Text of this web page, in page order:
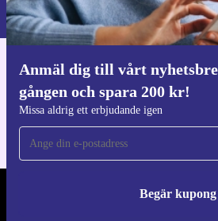
Anmäl dig till vårt
gången och spara 200 kr!
Missa aldrig ett erbjudande igen
Begär kupong
Integritetspolicy
Ladda ner
För iOS och Android
REFURBED SVERIGE -